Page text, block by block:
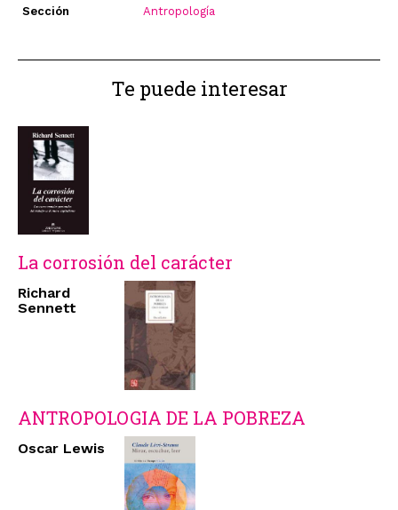
Sección
Antropología
Te puede interesar
La corrosión del carácter
Richard
Sennett
ANTROPOLOGIA DE LA POBREZA
Oscar Lewis